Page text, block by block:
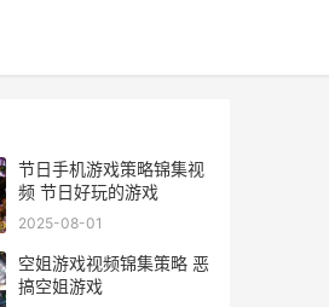
节日手机游戏策略锦集视
频 节日好玩的游戏
2025-08-01
空姐游戏视频锦集策略 恶
搞空姐游戏